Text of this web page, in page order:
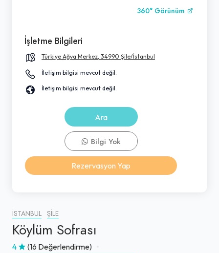
İSTANBUL ŞILE
Köylüm Sofrası
4 (16 Değerlendirme)
360° Görünüm
İşletme Bilgileri
Türkiye Ağva Merkez, 34990 Şile/İstanbul
İletişim bilgisi mevcut değil.
İletişim bilgisi mevcut değil.
Ara
Bilgi Yok
Rezervasyon Yap